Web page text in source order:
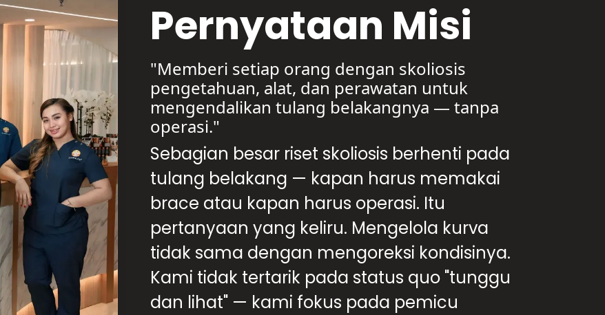
Pernyataan Misi
"Memberi setiap orang dengan skoliosis
pengetahuan, alat, dan perawatan untuk
mengendalikan tulang belakangnya — tanpa
operasi."
Sebagian besar riset skoliosis berhenti pada
tulang belakang — kapan harus memakai
brace atau kapan harus operasi. Itu
pertanyaan yang keliru. Mengelola kurva
tidak sama dengan mengoreksi kondisinya.
Kami tidak tertarik pada status quo "tunggu
dan lihat" — kami fokus pada pemicu